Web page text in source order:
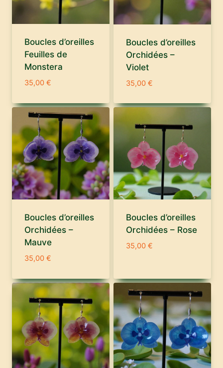
Boucles d’oreilles
Feuilles de
Monstera
35,00 €
Boucles d’oreilles
Orchidées –
Violet
35,00 €
Boucles d’oreilles
Orchidées –
Mauve
35,00 €
Boucles d’oreilles
Orchidées – Rose
35,00 €